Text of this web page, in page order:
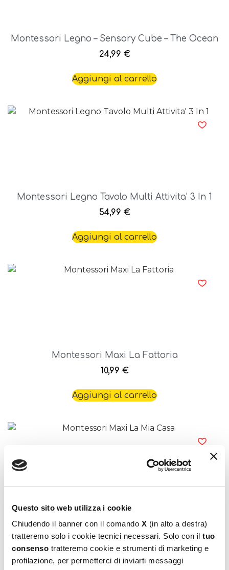
Questo sito web utilizza i cookie
Chiudendo il banner con il comando X (in alto a destra)
tratteremo solo i cookie tecnici necessari. Solo con il tuo
consenso tratteremo cookie e strumenti di marketing e
profilazione, per permetterci di inviarti messaggi
Montessori Legno – Sensory Cube – The Ocean
24,99 €
Aggiungi al carrello
Montessori Legno Tavolo Multi Attivita’ 3 In 1
54,99 €
Aggiungi al carrello
Montessori Maxi La Fattoria
10,99 €
Aggiungi al carrello
Montessori Maxi La Mia Casa
10,99€
Aggiungi al carrello